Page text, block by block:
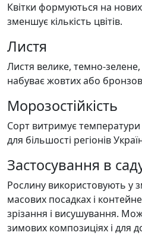
Квітки формуються на
зменшує кількість цвітів.
Листя
Листя велике, темно-
набуває жовтих або
Морозостійкість
Сорт витримує температури
для більшості регіонів
Застосування в
Рослину використовують у
масових посадках і
зрізання і висушування.
зимових композиціях і для